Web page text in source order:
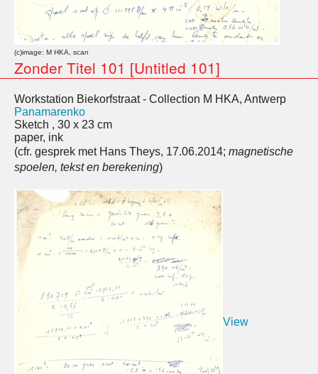
(c)image: M HKA, scan
Zonder Titel 101 [Untitled 101]
Workstation Biekorfstraat - Collection M HKA, Antwerp
Panamarenko
Sketch , 30 x 23 cm
paper, ink
(cfr. gesprek met Hans Theys, 17.06.2014; magnetische
spoelen, tekst en berekening)
View